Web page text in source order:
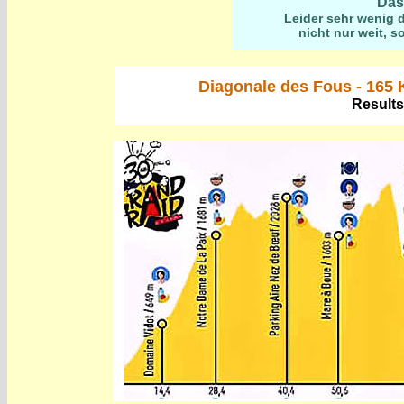
Leider sehr wenig
nicht nur weit,
Diagonale des Fous - 165